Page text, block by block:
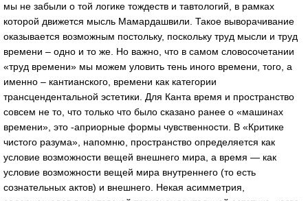
мы не забыли о той логике тождеств и тавтологий, в рамках
которой движется мысль Мамардашвили. Такое выворачивание
оказывается возможным постольку, поскольку труд мысли и труд
времени – одно и то же. Но важно, что в самом словосочетании
«труд времени» мы можем уловить тень иного времени, того, а
именно – кантианского, времени как категории
трансцендентальной эстетики. Для Канта время и пространство
совсем не то, что только что было сказано ранее о «машинах
времени», это -априорные формы чувственности. В «Критике
чистого разума», напомню, пространство определяется как
условие возможности вещей внешнего мира, а время — как
условие возможности вещей мира внутреннего (то есть
сознательных актов) и внешнего. Некая асимметрия,